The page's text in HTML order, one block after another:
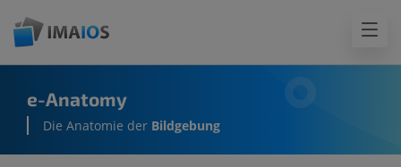
e-Anatomy
Die Anatomie der Bildgebung